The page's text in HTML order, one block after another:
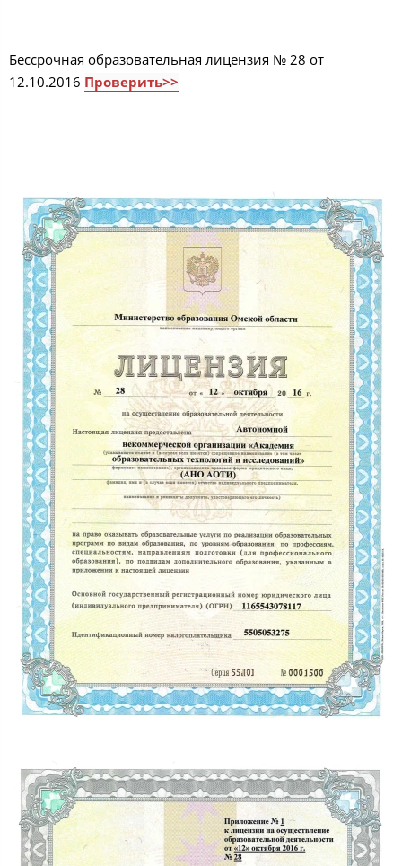
Бессрочная образовательная лицензия № 28 от
12.10.2016 Проверить>>